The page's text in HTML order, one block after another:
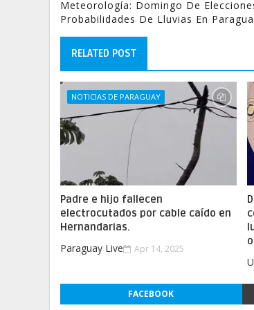
Meteorología: Domingo De
Probabilidades De Lluvias En
RELATED POST
NOTICIAS DE PARAGUAY
Padre e hijo fallecen
electrocutados por cable caído en
Hernandarias.
Paraguay Live Apr 14, 2025
FACEBOOK